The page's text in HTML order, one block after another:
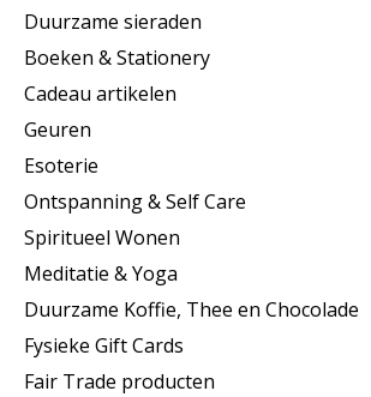
Duurzame sieraden
Boeken & Stationery
Cadeau artikelen
Geuren
Esoterie
Ontspanning & Self Care
Spiritueel Wonen
Meditatie & Yoga
Duurzame Koffie, Thee en Chocolade
Fysieke Gift Cards
Fair Trade producten